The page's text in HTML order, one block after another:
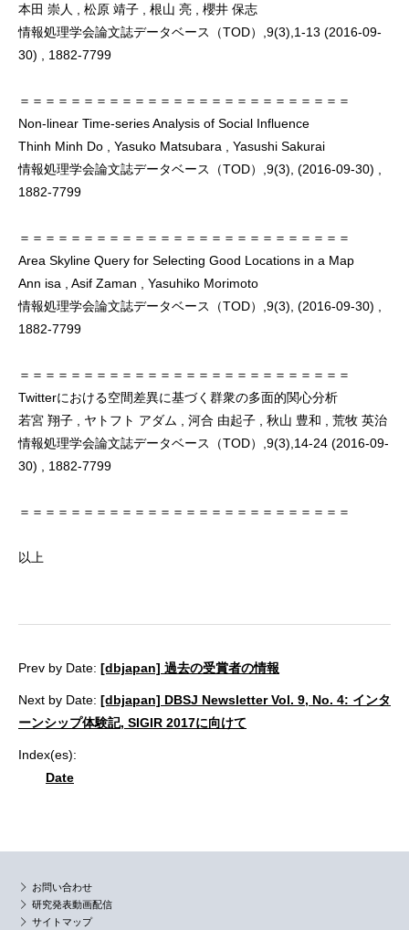
本田 崇人 , 松原 靖子 , 根山 亮 , 櫻井 保志
情報処理学会論文誌データベース（TOD）,9(3),1-13 (2016-09-
30) , 1882-7799
＝＝＝＝＝＝＝＝＝＝＝＝＝＝＝＝＝＝＝＝＝＝＝＝＝＝
Non-linear Time-series Analysis of Social Influence
Thinh Minh Do , Yasuko Matsubara , Yasushi Sakurai
情報処理学会論文誌データベース（TOD）,9(3), (2016-09-30) ,
1882-7799
＝＝＝＝＝＝＝＝＝＝＝＝＝＝＝＝＝＝＝＝＝＝＝＝＝＝
Area Skyline Query for Selecting Good Locations in a Map
Ann isa , Asif Zaman , Yasuhiko Morimoto
情報処理学会論文誌データベース（TOD）,9(3), (2016-09-30) ,
1882-7799
＝＝＝＝＝＝＝＝＝＝＝＝＝＝＝＝＝＝＝＝＝＝＝＝＝＝
Twitterにおける空間差異に基づく群衆の多面的関心分析
若宮 翔子 , ヤトフト アダム , 河合 由起子 , 秋山 豊和 , 荒牧 英治
情報処理学会論文誌データベース（TOD）,9(3),14-24 (2016-09-
30) , 1882-7799
＝＝＝＝＝＝＝＝＝＝＝＝＝＝＝＝＝＝＝＝＝＝＝＝＝＝
以上
Prev by Date: [dbjapan] 過去の受賞者の情報
Next by Date: [dbjapan] DBSJ Newsletter Vol. 9, No. 4: インタ
ーンシップ体験記, SIGIR 2017に向けて
Index(es):
Date
お問い合わせ
研究発表動画配信
サイトマップ